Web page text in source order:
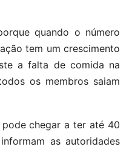
quando o número
tem um crescimento
a falta de comida na
os membros saiam
chegar a ter até 40
as autoridades